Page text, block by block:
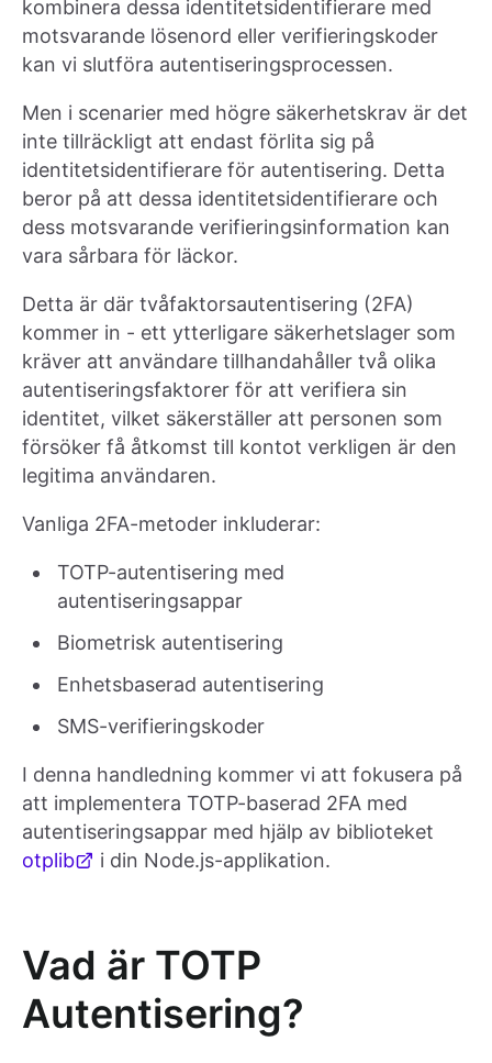
kombinera dessa identitetsidentifierare med
motsvarande lösenord eller verifieringskoder
kan vi slutföra autentiseringsprocessen.
Men i scenarier med högre säkerhetskrav är det
inte tillräckligt att endast förlita sig på
identitetsidentifierare för autentisering. Detta
beror på att dessa identitetsidentifierare och
dess motsvarande verifieringsinformation kan
vara sårbara för läckor.
Detta är där tvåfaktorsautentisering (2FA)
kommer in - ett ytterligare säkerhetslager som
kräver att användare tillhandahåller två olika
autentiseringsfaktorer för att verifiera sin
identitet, vilket säkerställer att personen som
försöker få åtkomst till kontot verkligen är den
legitima användaren.
Vanliga 2FA-metoder inkluderar:
TOTP-autentisering med
autentiseringsappar
Biometrisk autentisering
Enhetsbaserad autentisering
SMS-verifieringskoder
I denna handledning kommer vi att fokusera på
att implementera TOTP-baserad 2FA med
autentiseringsappar med hjälp av biblioteket
otplib
i din Node.js-applikation.
Vad är TOTP
Autentisering?